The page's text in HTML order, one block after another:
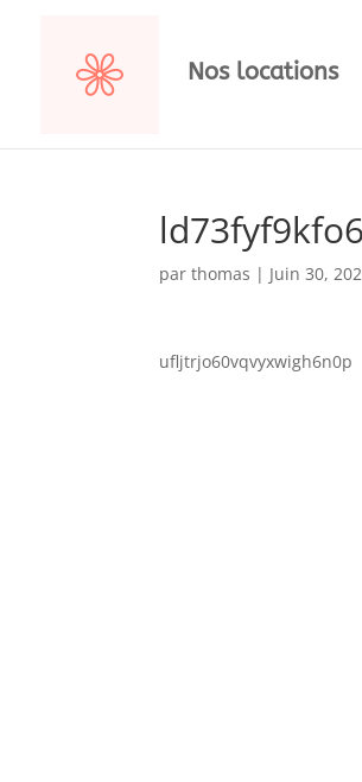
Nos locations
parthomas | Juin 30,
ufljtrjo60vqvyxwigh6n0p